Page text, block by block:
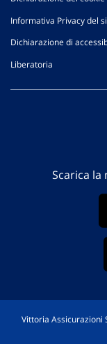
Informativa Privacy del
Dichiarazione di
Liberatoria
Scarica
Vittoria Assicurazioni